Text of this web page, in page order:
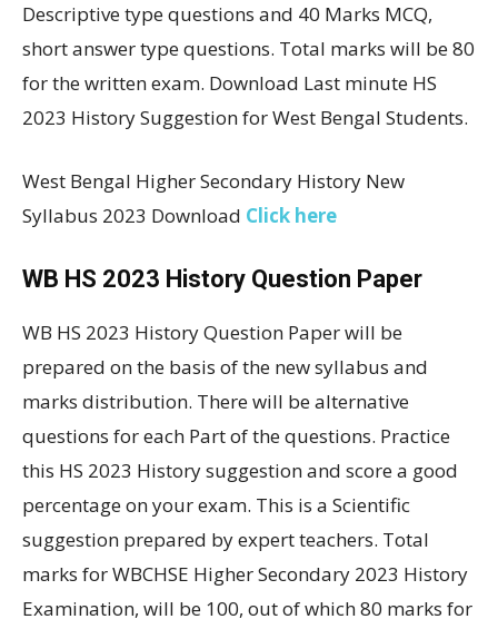
Descriptive type questions and 40 Marks MCQ,
short answer type questions. Total marks will be 80
for the written exam. Download Last minute HS
2023 History Suggestion for West Bengal Students.
West Bengal Higher Secondary History New
Syllabus 2023 Download Click here
WB HS 2023 History Question Paper
WB HS 2023 History Question Paper will be
prepared on the basis of the new syllabus and
marks distribution. There will be alternative
questions for each Part of the questions. Practice
this HS 2023 History suggestion and score a good
percentage on your exam. This is a Scientific
suggestion prepared by expert teachers. Total
marks for WBCHSE Higher Secondary 2023 History
Examination, will be 100, out of which 80 marks for